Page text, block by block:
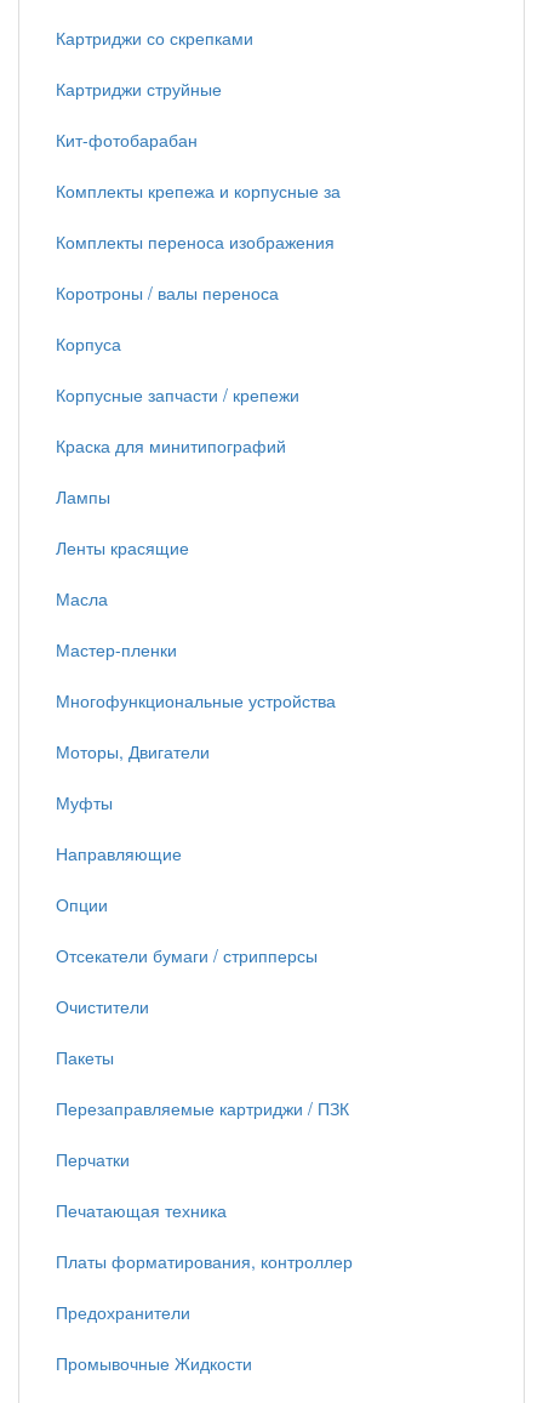
Картриджи со скрепками
Картриджи струйные
Кит-фотобарабан
Комплекты крепежа и корпусные за
Комплекты переноса изображения
Коротроны / валы переноса
Корпуса
Корпусные запчасти / крепежи
Краска для минитипографий
Лампы
Ленты красящие
Масла
Мастер-пленки
Многофункциональные устройства
Моторы, Двигатели
Муфты
Направляющие
Опции
Отсекатели бумаги / стрипперсы
Очистители
Пакеты
Перезаправляемые картриджи / ПЗК
Перчатки
Печатающая техника
Платы форматирования, контроллер
Предохранители
Промывочные Жидкости